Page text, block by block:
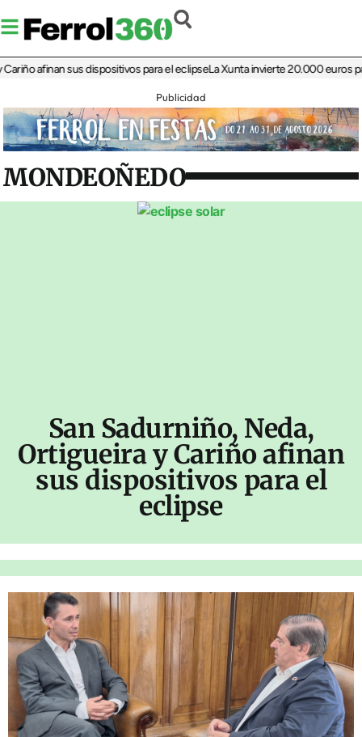
afinan sus dispositivos para el eclipseLa Xunta invierte 20.000 euros para
Publicidad
MONDEOÑEDO
San Sadurniño, Neda,
Ortigueira y Cariño afinan
sus dispositivos para el
eclipse